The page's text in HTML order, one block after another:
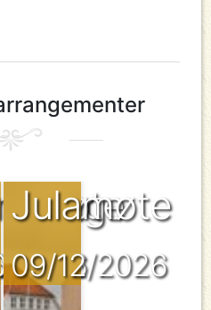
2026
Julamøte
09/12/2026